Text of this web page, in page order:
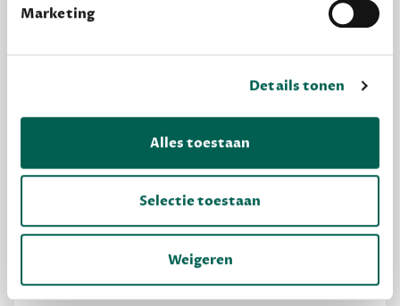
Marketing
Details tonen
Alles toestaan
Selectie toestaan
Weigeren
vrienden. Krijg én geef betere cadeaus.
Boekentips, speciaal voor jouw smaak, die je